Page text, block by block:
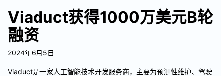
Viaduct获得1000万美元B轮
融资
2024年6月5日
Viaduct是一家人工智能技术开发服务商，主要为预测性维护、驾驶